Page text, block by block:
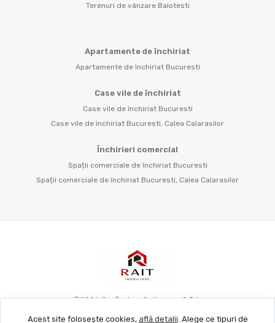
Terenuri de vânzare Balotesti
Apartamente de închiriat
Apartamente de închiriat Bucuresti
Case vile de închiriat
Case vile de închiriat Bucuresti
Case vile de închiriat Bucuresti, Calea Calarasilor
Închirieri comercial
Spații comerciale de închiriat Bucuresti
Spații comerciale de închiriat Bucuresti, Calea Calarasilor
©2026Grafie Apo Spitya.mu S.R.L.
Acest site folosește cookies, află detalii. Alege ce tipuri de